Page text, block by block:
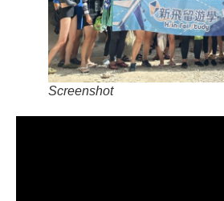
Screenshot